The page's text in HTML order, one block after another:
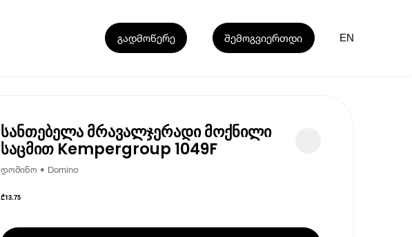
გადმოწერე შემოგვიერთდი EN
სანთებელა მრავალჯერადი მოქნილი
საცმით Kempergroup 1049F
დომინო • Domino
₾13.75